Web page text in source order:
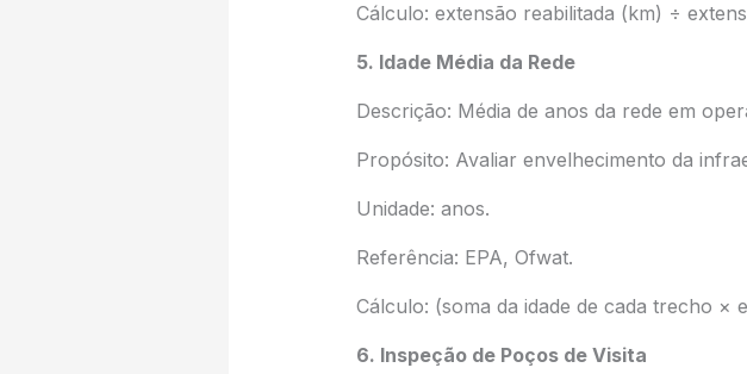
Cálculo: extensão reabilitada (km) ÷
5. Idade Média da Rede
Descrição: Média de anos da rede em
Propósito: Avaliar envelhecimento da
Unidade: anos.
Referência: EPA, Ofwat.
Cálculo: (soma da idade de cada trecho
6. Inspeção de Poços de Visita